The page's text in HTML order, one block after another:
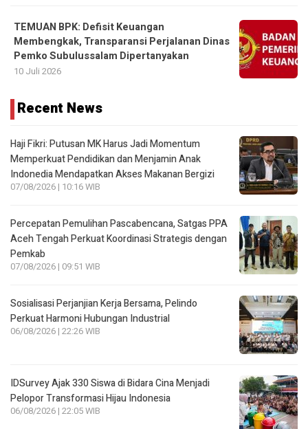
TEMUAN BPK: Defisit Keuangan
Membengkak, Transparansi Perjalanan Dinas
Pemko Subulussalam Dipertanyakan
10 Juli 2026
Recent News
Haji Fikri: Putusan MK Harus Jadi Momentum
Memperkuat Pendidikan dan Menjamin Anak
Indonedia Mendapatkan Akses Makanan Bergizi
07/08/2026 | 10:16 WIB
Percepatan Pemulihan Pascabencana, Satgas PPA
Aceh Tengah Perkuat Koordinasi Strategis dengan
Pemkab
07/08/2026 | 09:51 WIB
Sosialisasi Perjanjian Kerja Bersama, Pelindo
Perkuat Harmoni Hubungan Industrial
06/08/2026 | 22:26 WIB
IDSurvey Ajak 330 Siswa di Bidara Cina Menjadi
Pelopor Transformasi Hijau Indonesia
06/08/2026 | 22:05 WIB